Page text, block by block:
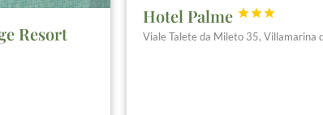
Resort
Hotel Palme 


Viale Talete da Mileto 35, Villamarina